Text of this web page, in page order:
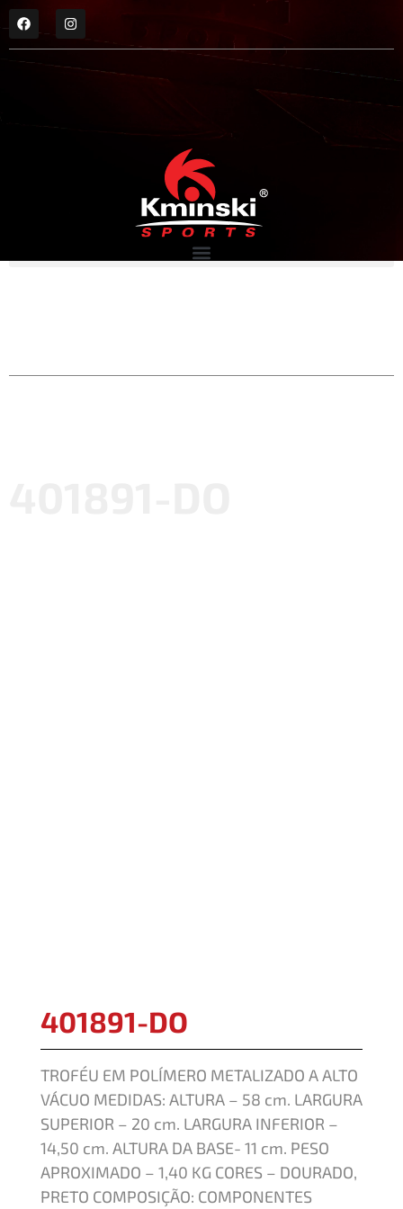
401891-DO
TROFÉU EM POLÍMERO METALIZADO A ALTO
VÁCUO MEDIDAS: ALTURA – 58 cm. LARGURA
SUPERIOR – 20 cm. LARGURA INFERIOR –
14,50 cm. ALTURA DA BASE- 11 cm. PESO
APROXIMADO – 1,40 KG CORES – DOURADO,
PRETO COMPOSIÇÃO: COMPONENTES